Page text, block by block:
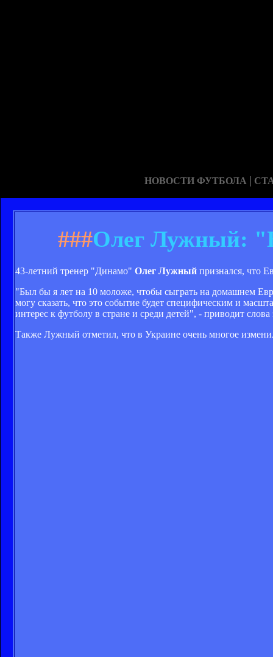
НОВОСТИ ФУТБОЛА |
###Олег Лужный:
43-летний тренер "Динамо" Олег Лужный признался, что
"Был бы я лет на 10 моложе, чтобы сыграть на домашнем
могу сказать, что это событие будет специфическим и
интерес к футболу в стране и среди детей", - приводит
Также Лужный отметил, что в Украине очень многое